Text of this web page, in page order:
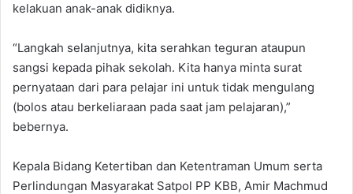
kelakuan anak-anak didiknya.
“Langkah selanjutnya, kita serahkan teguran ataupun
sangsi kepada pihak sekolah. Kita hanya minta surat
pernyataan dari para pelajar ini untuk tidak mengulang
(bolos atau berkeliaraan pada saat jam pelajaran),”
bebernya.
Kepala Bidang Ketertiban dan Ketentraman Umum serta
Perlindungan Masyarakat Satpol PP KBB, Amir Machmud